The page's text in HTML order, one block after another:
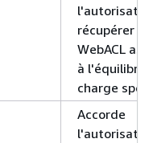
récupérer le
WebACL
à
charge
Accorde